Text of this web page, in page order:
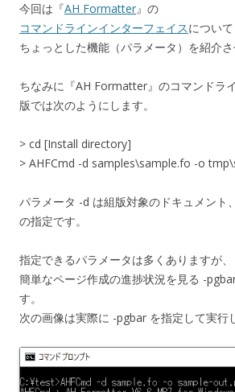
今回は『AH Formatter』の
コマンドラインインターフェイスについて
ちょっとした機能（パラメータ）を紹介さ
ちなみに『AH Formatter』のコマンドラ
版では次のようにします。
> cd [Install directory]
> AHFCmd -d samples\sample.fo -o
パラメータ -d は組版対象のドキュメント
の指定です。
指定できるパラメータは多くありますが、
簡単なページ作成の進捗状況を見る -
す。
次の画像は実際に -pgbar を指定して実行